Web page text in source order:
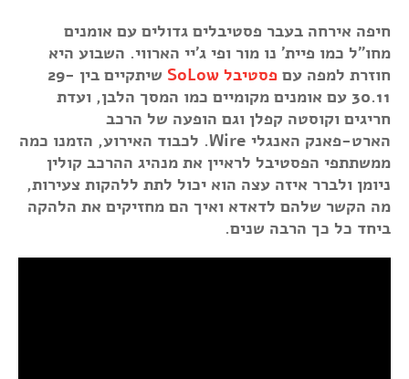
חיפה אירחה בעבר פסטיבלים גדולים עם אומנים
מחו"ל כמו פיית' נו מור ופי ג'יי הארווי. השבוע היא
חוזרת למפה עם פסטיבל SoLow
שיתקיים בין 29-
30.11 עם אומנים מקומיים כמו המסך הלבן, ועדת
חריגים וקוסטה קפלן וגם הופעה של הרכב
הארט-פאנק האנגלי Wire. לכבוד האירוע, הזמנו כמה
ממשתתפי הפסטיבל לראיין את מנהיג ההרכב קולין
ניומן ולברר איזה עצה הוא יכול לתת ללהקות צעירות,
מה הקשר שלהם לדאדא ואיך הם מחזיקים את הלהקה
ביחד כל כך הרבה שנים.